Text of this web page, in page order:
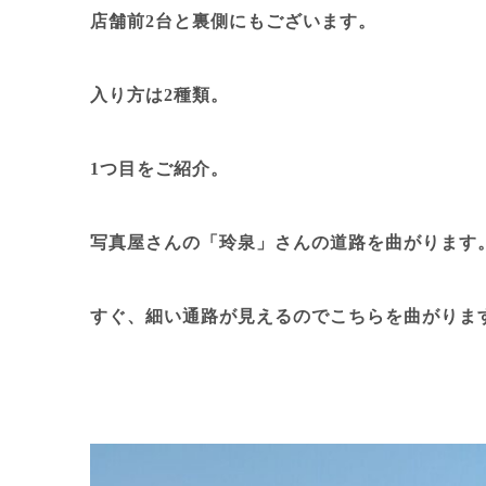
店舗前2台と裏側にもございます。
入り方は2種類。
1つ目をご紹介。
写真屋さんの「玲泉」さんの道路を曲がります
すぐ、細い通路が見えるのでこちらを曲がりま